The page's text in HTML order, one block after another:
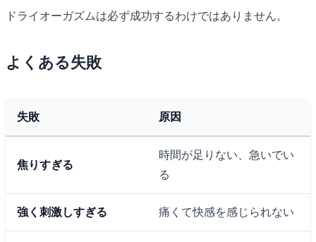
ドライオーガズムは必ず成功するわけではありません。
よくある失敗
失敗 原因
焦りすぎる
時間が足りない、急いでい
る
強く刺激しすぎる 痛くて快感を感じられない